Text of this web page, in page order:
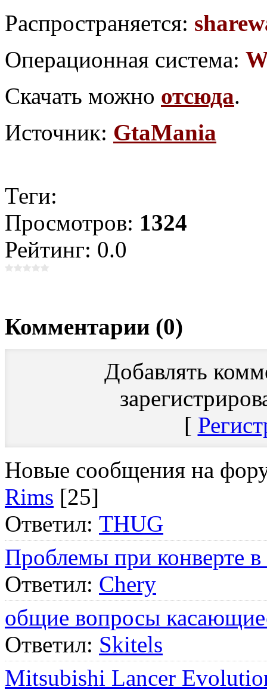
Распространяется:
Операционная система:
Скачать можно отсюда.
Источник: GtaMania
Теги:
Просмотров: 1324
Рейтинг: 0.0
Комментарии (0)
Добавлять
[
Новые сообщения на
Rims [25]
Ответил: THUG
Проблемы при конверте
Ответил: Chery
общие вопросы
Ответил: Skitels
Mitsubishi Lancer